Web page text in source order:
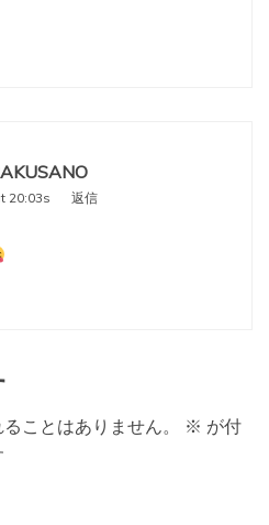
20:03s 返信
ことはありません。 ※ が付